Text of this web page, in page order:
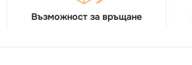
Възможност за връщане